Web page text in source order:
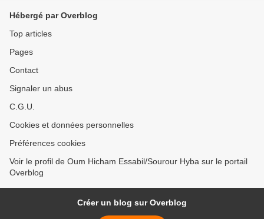
Hébergé par Overblog
Top articles
Pages
Contact
Signaler un abus
C.G.U.
Cookies et données personnelles
Préférences cookies
Voir le profil de Oum Hicham Essabil/Sourour Hyba sur le portail
Overblog
Créer un blog sur Overblog